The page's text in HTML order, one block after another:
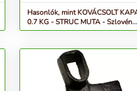
Hasonlók, mint KOVÁCSOLT
0.7 KG - STRUC MUTA - Szlovén
típusú megerősített...